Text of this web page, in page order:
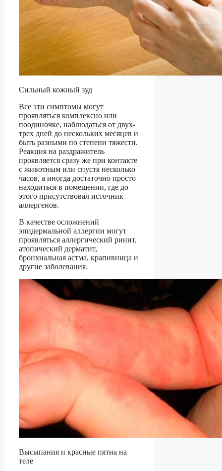
Сильный кожный зуд
Все эти симптомы могут
проявляться комплексно или
поодиночке, наблюдаться от двух-
трех дней до нескольких месяцев и
быть разными по степени тяжести.
Реакция на раздражитель
проявляется сразу же при контакте
с животным или спустя несколько
часов, а иногда достаточно просто
находиться в помещении, где до
этого присутствовал источник
аллергенов.
В качестве осложнений
эпидермальной аллергии могут
проявляться аллергический ринит,
атопический дерматит,
бронхиальная астма, крапивница и
другие заболевания.
Высыпания и красные пятна на
теле